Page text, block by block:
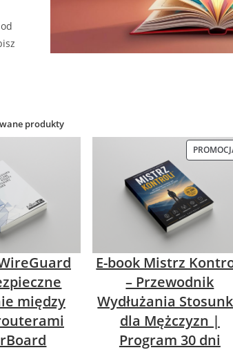
produkty
między
E-book Mistrz
– Przewodnik
Wydłużania
dla Mężczyzn |
Program 30 dni